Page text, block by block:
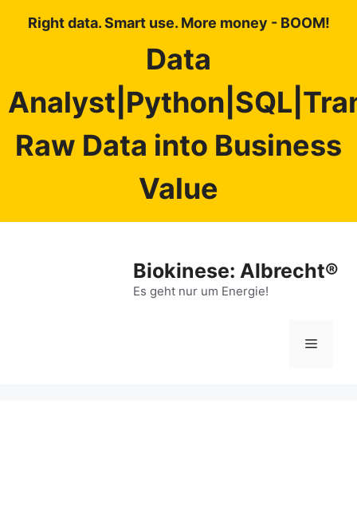
Right data. Smart use. More money - BOOM!
Data
Raw Data into Business
Value
Biokinese: Albrecht®
Es geht nur um Energie!
Menü